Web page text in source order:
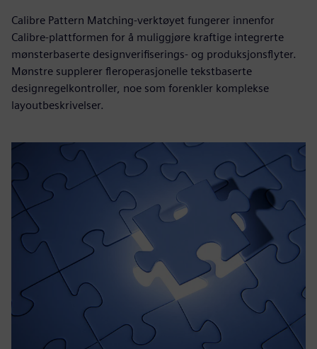
Calibre Pattern Matching-verktøyet fungerer innenfor
Calibre-plattformen for å muliggjøre kraftige integrerte
mønsterbaserte designverifiserings- og produksjonsflyter.
Mønstre supplerer fleroperasjonelle tekstbaserte
designregelkontroller, noe som forenkler komplekse
layoutbeskrivelser.